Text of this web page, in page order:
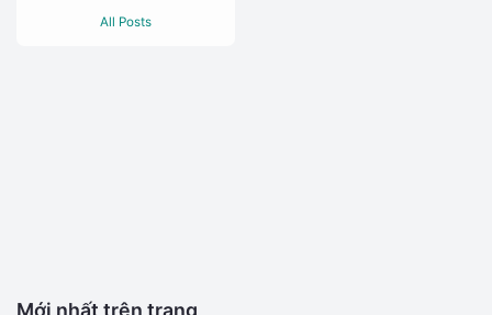
All Posts
Mới nhất trên trang